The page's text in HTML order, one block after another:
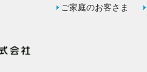
ご家庭のお客さま